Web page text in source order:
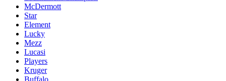
McDermott
Star
Element
Lucky
Mezz
Lucasi
Players
Kruger
Buffalo